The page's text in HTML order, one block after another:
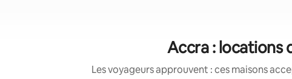
Accra : locations
Les voyageurs approuvent : ces maisons